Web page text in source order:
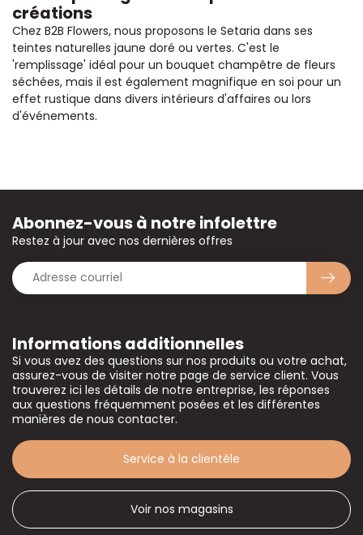
créations
Chez B2B Flowers, nous proposons le Setaria dans ses
teintes naturelles jaune doré ou vertes. C'est le
'remplissage' idéal pour un bouquet champêtre de fleurs
séchées, mais il est également magnifique en soi pour un
effet rustique dans divers intérieurs d'affaires ou lors
d'événements.
Informations additionnelles
Si vous avez des questions sur nos produits ou votre achat,
assurez-vous de visiter notre page de service client. Vous
trouverez ici les détails de notre entreprise, les réponses
aux questions fréquemment posées et les différentes
manières de nous contacter.
Service à la clientèle
Voir nos magasins
Abonnez-vous à notre infolettre
Restez à jour avec nos dernières offres